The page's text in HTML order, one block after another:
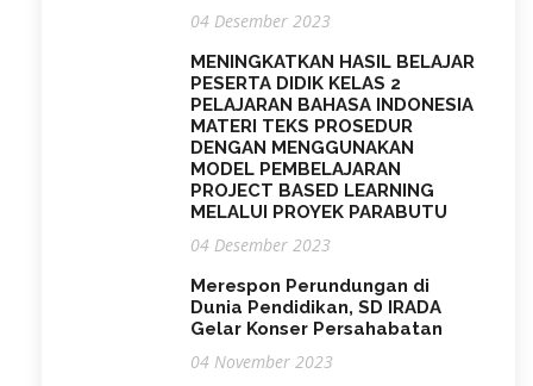
04 Desember 2023
MENINGKATKAN HASIL BELAJAR
PESERTA DIDIK KELAS 2
PELAJARAN BAHASA INDONESIA
MATERI TEKS PROSEDUR
DENGAN MENGGUNAKAN
MODEL PEMBELAJARAN
PROJECT BASED LEARNING
MELALUI PROYEK PARABUTU
04 Desember 2023
Merespon Perundungan di
Dunia Pendidikan, SD IRADA
Gelar Konser Persahabatan
04 November 2023